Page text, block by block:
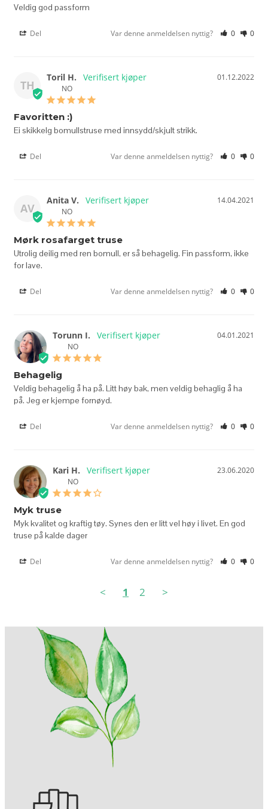
Veldig god passform
Del Var denne anmeldelsen nyttig? 0 0
TH
01.12.2022
Toril H.
NO
Favoritten :)
Ei skikkelg bomullstruse med innsydd/skjult strikk.
Del Var denne anmeldelsen nyttig? 0 0
AV
14.04.2021
Anita V.
NO
Mørk rosafarget truse
Utrolig deilig med ren bomull, er så behagelig. Fin passform, ikke
for lave.
Del Var denne anmeldelsen nyttig? 0 0
04.01.2021
Torunn I.
NO
Behagelig
Veldig behagelig å ha på. Litt høy bak, men veldig behaglig å ha
Del Var denne anmeldelsen nyttig? 0 0
23.06.2020
Kari H.
NO
Myk truse
Myk kvalitet og kraftig tøy. Synes den er litt vel høy i livet. En god
truse på kalde dager
Del Var denne anmeldelsen nyttig? 0 0
< 1 2 >